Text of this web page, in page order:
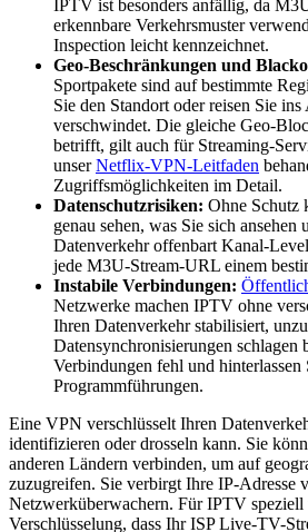
IPTV ist besonders anfällig, da
erkennbare Verkehrsmuster
Inspection leicht kennzeichnet.
Geo-Beschränkungen und
Sportpakete sind auf bestimmte
Sie den Standort oder reisen Sie
verschwindet. Die gleiche Geo-
betrifft, gilt auch für Streaming-
unserNetflix-VPN-Leitfaden
Zugriffsmöglichkeiten im Detail.
Datenschutzrisiken: Ohne Schutz
genau sehen, was Sie sich
Datenverkehr offenbart Kanal-
jede M3U-Stream-URL einem
Instabile Verbindungen:
Netzwerke machen IPTV ohne
Ihren Datenverkehr stabilisiert,
Datensynchronisierungen schlagen
Verbindungen fehl und hinterlassen
Programmführungen.
Eine VPN verschlüsselt Ihren
identifizieren oder drosseln kann. Sie
anderen Ländern verbinden, um auf
zuzugreifen. Sie verbirgt Ihre IP-Adresse
Netzwerküberwachern. Für IPTV speziell
Verschlüsselung, dass Ihr ISP Live-TV-